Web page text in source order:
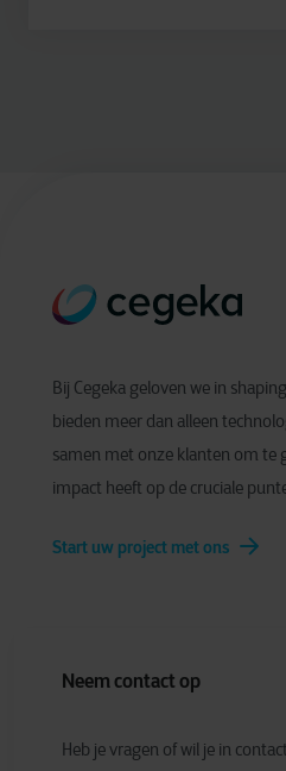
Bij Cegeka geloven we in
bieden meer dan alleen
samen met onze klanten om te
impact heeft op de cruciale
Start uw project met ons
Neem contact op
Heb je vragen of wil je in